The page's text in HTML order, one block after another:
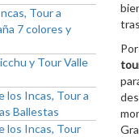
Tour a
7 colores y
y Tour Valle
los Incas, Tour a
Ballestas
los Incas, Tour